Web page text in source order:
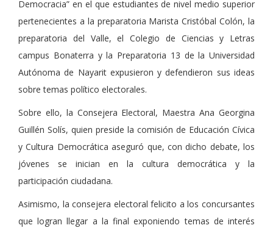
Democracia” en el que estudiantes de nivel medio superior
pertenecientes a la preparatoria Marista Cristóbal Colón, la
preparatoria del Valle, el Colegio de Ciencias y Letras
campus Bonaterra y la Preparatoria 13 de la Universidad
Autónoma de Nayarit expusieron y defendieron sus ideas
sobre temas político electorales.
Sobre ello, la Consejera Electoral, Maestra Ana Georgina
Guillén Solís, quien preside la comisión de Educación Cívica
y Cultura Democrática aseguró que, con dicho debate, los
jóvenes se inician en la cultura democrática y la
participación ciudadana.
Asimismo, la consejera electoral felicito a los concursantes
que logran llegar a la final exponiendo temas de interés